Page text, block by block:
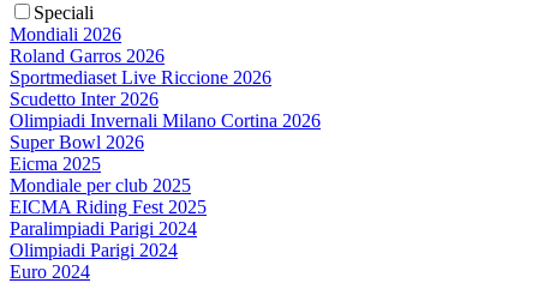
Speciali
Mondiali 2026
Roland Garros 2026
Sportmediaset Live Riccione 2026
Scudetto Inter 2026
Olimpiadi Invernali Milano Cortina 2026
Super Bowl 2026
Eicma 2025
Mondiale per club 2025
EICMA Riding Fest 2025
Paralimpiadi Parigi 2024
Olimpiadi Parigi 2024
Euro 2024